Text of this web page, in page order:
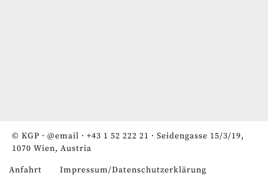
© KGP · @email · +43 1 52 222 21 · Seidengasse 15/3/19,
1070 Wien, Austria
Anfahrt Impressum/Datenschutzerklärung